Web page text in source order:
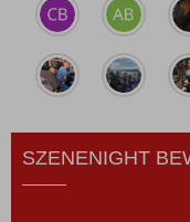
SZENENIGHT